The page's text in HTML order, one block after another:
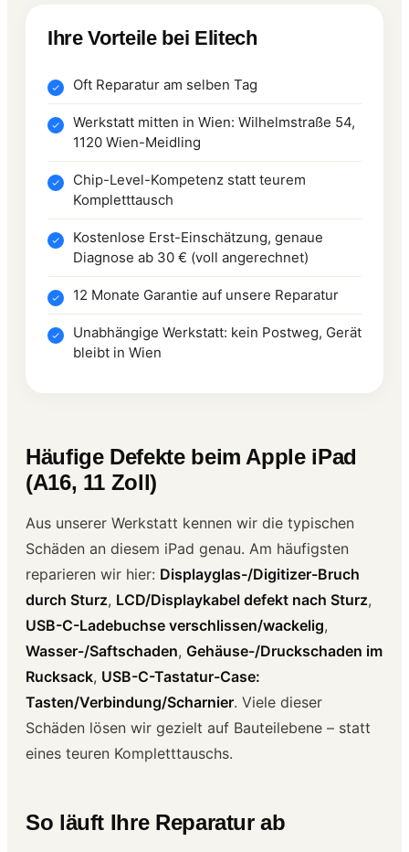
Ihre Vorteile bei Elitech
Oft Reparatur am selben Tag
Werkstatt mitten in Wien: Wilhelmstraße 54,
1120 Wien-Meidling
Chip-Level-Kompetenz statt teurem
Kompletttausch
Kostenlose Erst-Einschätzung, genaue
Diagnose ab 30 € (voll angerechnet)
12 Monate Garantie auf unsere Reparatur
Unabhängige Werkstatt: kein Postweg, Gerät
bleibt in Wien
Häufige Defekte beim Apple iPad
(A16, 11 Zoll)
Aus unserer Werkstatt kennen wir die typischen
Schäden an diesem iPad genau. Am häufigsten
reparieren wir hier: Displayglas-/Digitizer-Bruch
durch Sturz, LCD/Displaykabel defekt nach Sturz,
USB-C-Ladebuchse verschlissen/wackelig,
Wasser-/Saftschaden, Gehäuse-/Druckschaden im
Rucksack, USB-C-Tastatur-Case:
Tasten/Verbindung/Scharnier. Viele dieser
Schäden lösen wir gezielt auf Bauteilebene – statt
eines teuren Kompletttauschs.
So läuft Ihre Reparatur ab